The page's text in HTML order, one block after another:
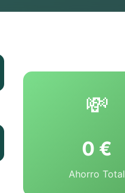
💸
0 €
Ahorro Total